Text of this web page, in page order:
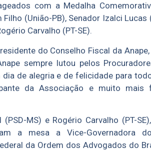
com a Medalha
(União-PB), Senador Izalci Lucas
Carvalho (PT-SE).
do Conselho Fiscal da
sempre lutou pelos
de alegria e de felicidade para
da Associação e muito mais
MS) e Rogério Carvalho (PT-
a mesa a Vice-Governadora
da Ordem dos Advogados do